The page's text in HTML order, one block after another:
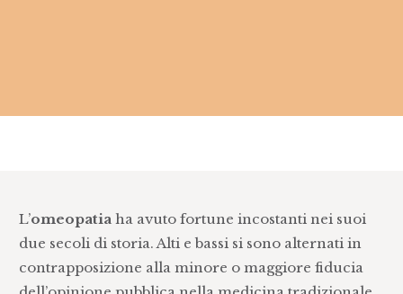
L’omeopatia ha avuto fortune incostanti nei suoi
due secoli di storia. Alti e bassi si sono alternati in
contrapposizione alla minore o maggiore fiducia